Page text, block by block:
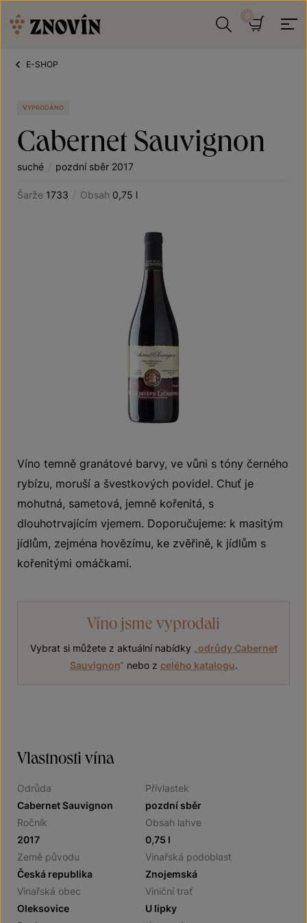
E-SHOP
VYPRODÁNO
Cabernet Sauvignon
suché / pozdní sběr 2017
Šarže 1733 / Obsah 0,75 l
Víno temně granátové barvy, ve vůni s tóny černého
rybízu, moruší a švestkových povidel. Chuť je
mohutná, sametová, jemně kořenitá, s
dlouhotrvajícím vjemem. Doporučujeme: k masitým
jídlům, zejména hovězímu, ke zvěřině, k jídlům s
kořenitými omáčkami.
Víno jsme vyprodali
Vybrat si můžete z aktuální nabídky
odrůdy Cabernet
Sauvignon“ nebo z celého katalogu.
Vlastnosti vína
Odrůda
Cabernet Sauvignon
Přívlastek
pozdní sběr
Ročník
2017
Obsah lahve
0,75 l
Země původu
Česká republika
Vinařská podoblast
Znojemská
Vinařská obec
Oleksovice
Viniční trať
U lipky